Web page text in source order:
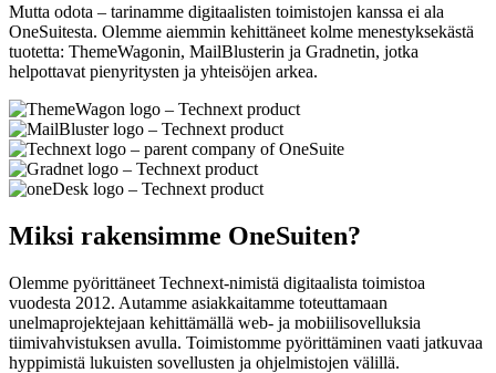
Mutta odota – tarinamme digitaalisten toimistojen kanssa ei ala
OneSuitesta. Olemme aiemmin kehittäneet kolme menestyksekästä
tuotetta: ThemeWagonin, MailBlusterin ja Gradnetin, jotka
helpottavat pienyritysten ja yhteisöjen arkea.
Miksi rakensimme OneSuiten?
Olemme pyörittäneet Technext-nimistä digitaalista toimistoa
vuodesta 2012. Autamme asiakkaitamme toteuttamaan
unelmaprojektejaan kehittämällä web- ja mobiilisovelluksia
tiimivahvistuksen avulla. Toimistomme pyörittäminen vaati jatkuvaa
hyppimistä lukuisten sovellusten ja ohjelmistojen välillä.